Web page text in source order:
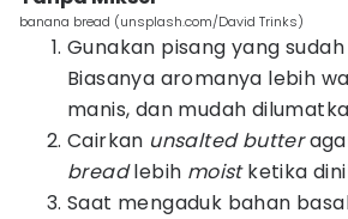
banana bread (unsplash.com/David Trinks)
Gunakan pisang yang
Biasanya aromanya lebih
manis, dan mudah
Cairkan unsalted butter
breadlebih moistketika
Saat mengaduk bahan